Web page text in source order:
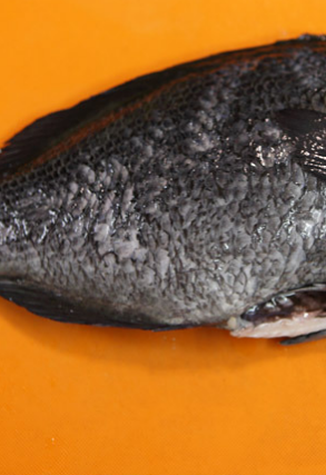
최근에 올라온 글
최근에 달린 댓글